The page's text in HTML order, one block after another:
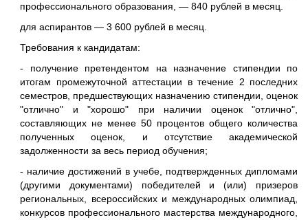
профессионального образования, — 840 рублей в месяц.
для аспирантов — 3 600 рублей в месяц.
Требования к кандидатам:
- получение претендентом на назначение стипендии по
итогам промежуточной аттестации в течение 2 последних
семестров, предшествующих назначению стипендии, оценок
"отлично" и "хорошо" при наличии оценок "отлично",
составляющих не менее 50 процентов общего количества
полученных оценок, и отсутствие академической
задолженности за весь период обучения;
- наличие достижений в учебе, подтвержденных дипломами
(другими документами) победителей и (или) призеров
региональных, всероссийских и международных олимпиад,
конкурсов профессионального мастерства международного,